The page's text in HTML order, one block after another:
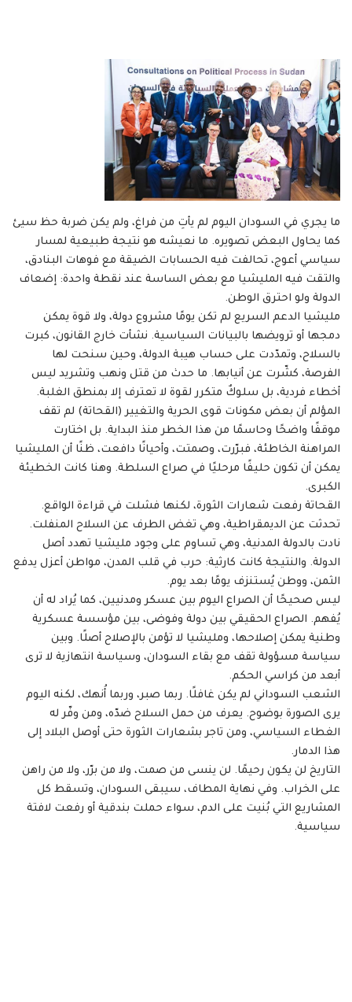
ما يجري في السودان اليوم لم يأتِ من فراغ، ولم يكن ضربة حظ سيئ
كما يحاول البعض تصويره. ما نعيشه هو نتيجة طبيعية لمسار
سياسي أعوج، تحالفت فيه الحسابات الضيقة مع فوهات البنادق،
والتقت فيه المليشيا مع بعض الساسة عند نقطة واحدة: إضعاف
الدولة ولو احترق الوطن.
مليشيا الدعم السريع لم تكن يومًا مشروع دولة، ولا قوة يمكن
دمجها أو ترويضها بالبيانات السياسية. نشأت خارج القانون، كبرت
بالسلاح، وتمدّدت على حساب هيبة الدولة، وحين سنحت لها
الفرصة، كشّرت عن أنيابها. ما حدث من قتل ونهب وتشريد ليس
أخطاء فردية، بل سلوكٌ متكرر لقوة لا تعترف إلا بمنطق الغلبة.
المؤلم أن بعض مكونات قوى الحرية والتغيير (القحاتة) لم تقف
موقفًا واضحًا وحاسمًا من هذا الخطر منذ البداية. بل اختارت
المراهنة الخاطئة، فبرّرت، وصمتت، وأحيانًا دافعت، ظنًا أن المليشيا
يمكن أن تكون حليفًا مرحليًا في صراع السلطة. وهنا كانت الخطيئة
الكبرى.
القحاتة رفعت شعارات الثورة، لكنها فشلت في قراءة الواقع.
تحدثت عن الديمقراطية، وهي تغض الطرف عن السلاح المنفلت.
نادت بالدولة المدنية، وهي تساوم على وجود مليشيا تهدد أصل
الدولة. والنتيجة كانت كارثية: حرب في قلب المدن، مواطن أعزل يدفع
الثمن، ووطن يُستنزف يومًا بعد يوم.
ليس صحيحًا أن الصراع اليوم بين عسكر ومدنيين، كما يُراد له أن
يُفهم. الصراع الحقيقي بين دولة وفوضى، بين مؤسسة عسكرية
وطنية يمكن إصلاحها، ومليشيا لا تؤمن بالإصلاح أصلًا. وبين
سياسة مسؤولة تقف مع بقاء السودان، وسياسة انتهازية لا ترى
أبعد من كراسي الحكم.
الشعب السوداني لم يكن غافلًا. ربما صبر، وربما أُنهك، لكنه اليوم
يرى الصورة بوضوح. يعرف من حمل السلاح ضدّه، ومن وفّر له
الغطاء السياسي، ومن تاجر بشعارات الثورة حتى أوصل البلاد إلى
هذا الدمار.
التاريخ لن يكون رحيمًا. لن ينسى من صمت، ولا من برّر، ولا من راهن
على الخراب. وفي نهاية المطاف، سيبقى السودان، وتسقط كل
المشاريع التي بُنيت على الدم، سواء حملت بندقية أو رفعت لافتة
سياسية.